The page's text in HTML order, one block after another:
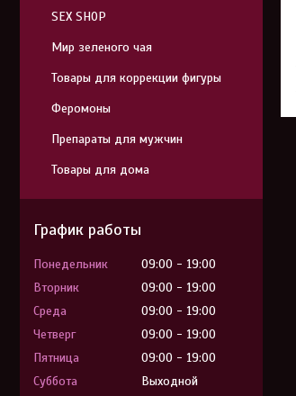
SEX SHOP
Мир зеленого чая
Товары для коррекции фигуры
Феромоны
Препараты для мужчин
Товары для дома
График работы
Понедельник 09:00
19:00
Вторник
09:00
19:00
Среда
09:00
19:00
Четверг
09:00
19:00
Пятница
09:00
19:00
Суббота
Выходной